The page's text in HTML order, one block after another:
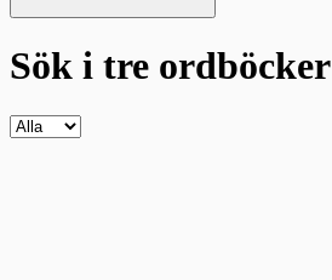
Sök i tre ordböcker